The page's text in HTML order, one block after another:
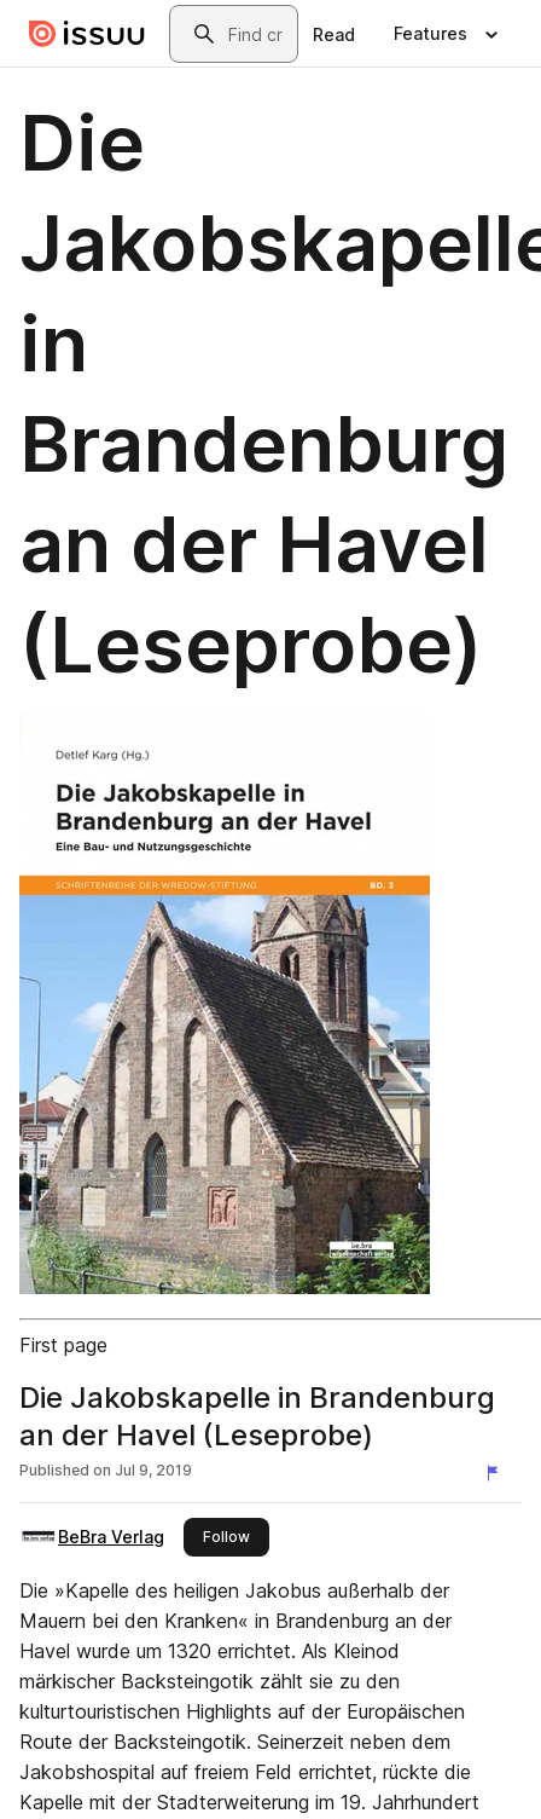
Skip to main contentSearch
Read Features
Die
in
Brandenburg
an der Havel
(Leseprobe)
First page
Die Jakobskapelle in Brandenburg
an der Havel (Leseprobe)
Published on Jul 9, 2019
BeBra Verlag Followthis publisher
Die »Kapelle des heiligen Jakobus außerhalb der
Mauern bei den Kranken« in Brandenburg an der
Havel wurde um 1320 errichtet. Als Kleinod
märkischer Backsteingotik zählt sie zu den
kulturtouristischen Highlights auf der Europäischen
Route der Backsteingotik. Seinerzeit neben dem
Jakobshospital auf freiem Feld errichtet, rückte die
Kapelle mit der Stadterweiterung im 19. Jahrhundert